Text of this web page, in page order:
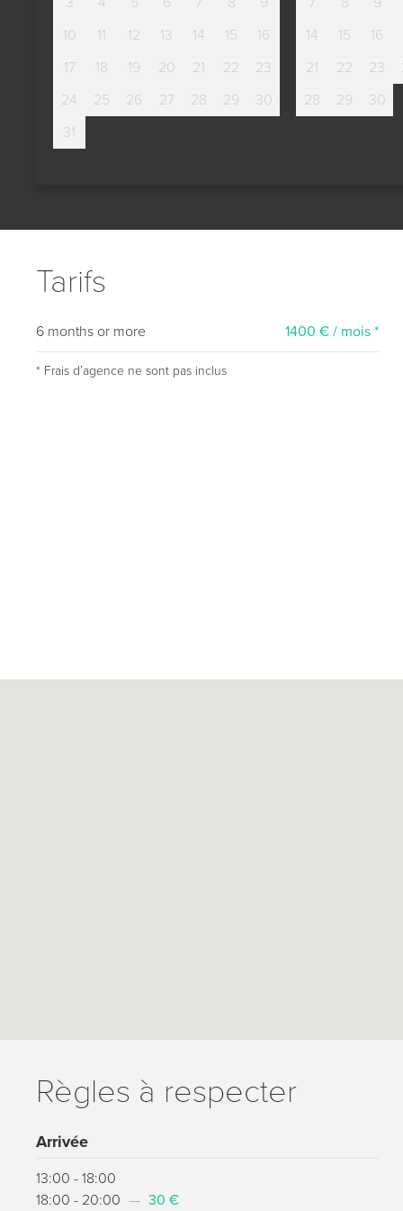
10
11 12 13 14 15
16
17
18 19 20 21 22
23
24
25 26 27 28 29
30
31
14
15 16
21
22 23
28
29 30
Tarifs
6 months or more 1400 € / mois *
* Frais dʼagence ne sont pas inclus
Règles à respecter
Arrivée
13:00 - 18:00
18:00 - 20:00 — 30 €